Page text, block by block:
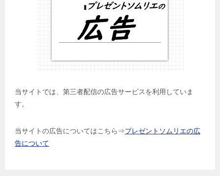
当サイトでは、第三者配信の広告サービスを利用していま
す。
当サイトの広告についてはこちら⇒プレゼントソムリエの広
告について